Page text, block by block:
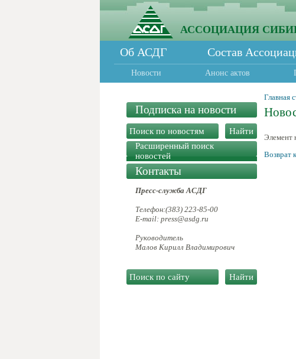
АССОЦИАЦИЯ
Об АСДГ Состав
Новости Анонс актов
Подписка на новости
Расширенный поиск
новостей
Контакты
Пресс-служба АСДГ
Телефон:(383) 223-85-00
E-mail: press@asdg.ru
Руководитель
Малов Кирилл Владимирович
Главная
Элемент
Возврат